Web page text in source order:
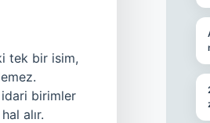
tek bir isim,
idari birimler
alır.